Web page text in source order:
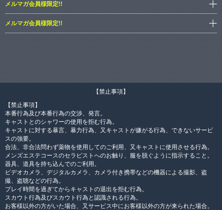
メルマガ会員様限定!!
メルマガ会員様限定!!
【禁止事項】
【禁止事項】
本番行為及び本番行為の交渉、発言。
キャストとのシャワーの使用を拒む行為。
キャストに対する暴言、暴力行為、又キャストが嫌がる行為、できないサービ
スの強要。
合法、非合法問わず薬物を使用してのご利用、又キャストに使用させる行為。
メンズエステコースのセラピストへのお触り、服を脱ぐように指示すること。
器具、道具を持ち込んでのご利用。
ビデオカメラ、デジタルカメラ、カメラ付き携帯などの機器による撮影、盗
撮、盗聴などの行為。
プレイ時間を過ぎてからキャストの退出を拒む行為。
スカウト行為及びスカウト行為と認識される行為。
お客様以外の方がいた場合、又サービス中にお客様以外の方が来られた場合。